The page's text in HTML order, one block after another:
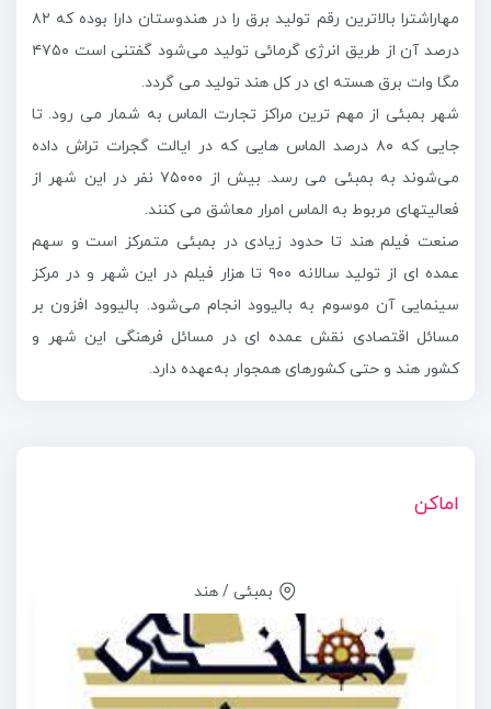
مهاراشترا بالاترین رقم تولید برق را در هندوستان دارا بوده که ۸۲
درصد آن از طریق انرژی گرمائی تولید می‌شود گفتنی است ۴۷۵۰
مگا وات برق هسته ای در کل هند تولید می گردد.
شهر بمبئی از مهم ترین مراکز تجارت الماس به شمار می رود. تا
جایی که ۸۰ درصد الماس هایی که در ایالت گجرات تراش داده
می‌شوند به بمبئی می رسد. بیش از ۷۵۰۰۰ نفر در این شهر از
فعالیتهای مربوط به الماس امرار معاشق می کنند.
صنعت فیلم هند تا حدود زیادی در بمبئی متمرکز است و سهم
عمده ای از تولید سالانه ۹۰۰ تا هزار فیلم در این شهر و در مرکز
سینمایی آن موسوم به بالیوود انجام می‌شود. بالیوود افزون بر
مسائل اقتصادی نقش عمده ای در مسائل فرهنگی این شهر و
کشور هند و حتی کشورهای همجوار به‌عهده دارد.
اماکن
بمبئی / هند